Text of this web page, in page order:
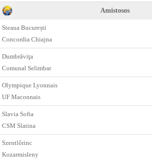
Amistosos
Steaua București
Concordia Chiajna
Dumbrăviţa
Comunal Selimbar
Olympique Lyonnais
UF Maconnais
Slavia Sofia
CSM Slatina
Szentlőrinc
Kozarmisleny